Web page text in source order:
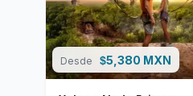
Desde $5,380 MXN